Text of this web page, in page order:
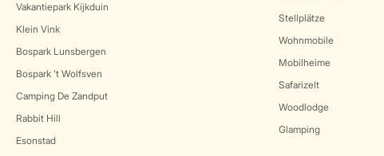
Vakantiepark Kijkduin
Klein Vink
Bospark Lunsbergen
Bospark 't Wolfsven
Camping De Zandput
Rabbit Hill
Esonstad
Stellplätze
Wohnmobile
Mobilheime
Safarizelt
Woodlodge
Glamping